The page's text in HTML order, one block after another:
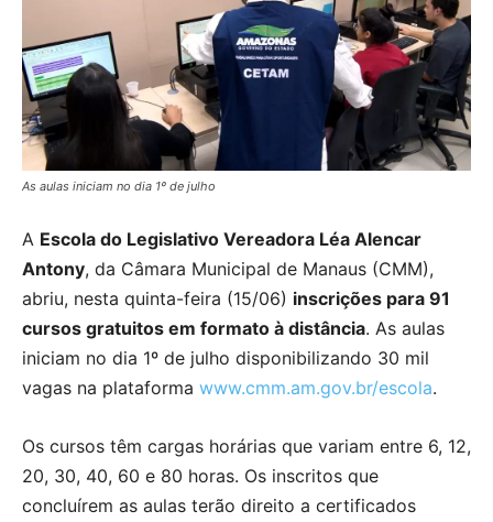
As aulas iniciam no dia 1º de julho
A Escola do Legislativo Vereadora Léa Alencar
Antony, da Câmara Municipal de Manaus (CMM),
abriu, nesta quinta-feira (15/06) inscrições para 91
cursos gratuitos em formato à distância. As aulas
iniciam no dia 1º de julho disponibilizando 30 mil
vagas na plataforma www.cmm.am.gov.br/escola.
Os cursos têm cargas horárias que variam entre 6, 12,
20, 30, 40, 60 e 80 horas. Os inscritos que
concluírem as aulas terão direito a certificados